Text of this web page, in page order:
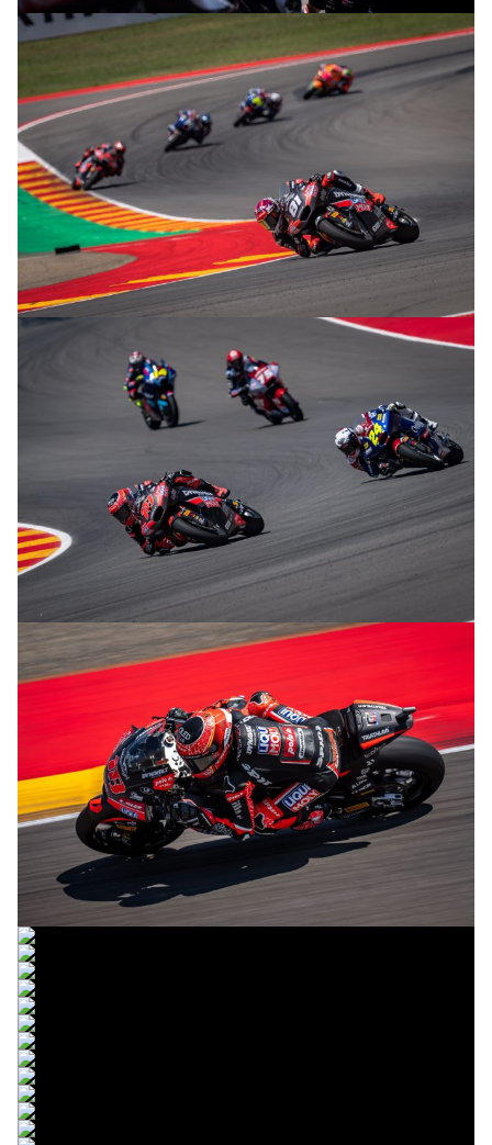
© R. Lekl
© R. Lekl
© R. Lekl
© R. Lekl
© R. Lekl
© R. Lekl
© R. Lekl
© R. Lekl
© R. Lekl
© R. Lekl
© R. Lekl
© R. Lekl
© R. Lekl